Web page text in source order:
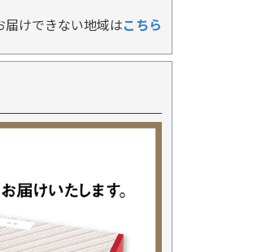
届けできない地域はこちら